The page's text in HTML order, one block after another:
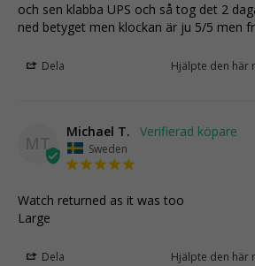
och sen klabba UPS och så tog det 2
ned betyget men klockan är ju 5/5 men
Dela Hjälpte den här
MT
Michael T.
Sweden
Watch returned as it was too
Large
Dela Hjälpte den här